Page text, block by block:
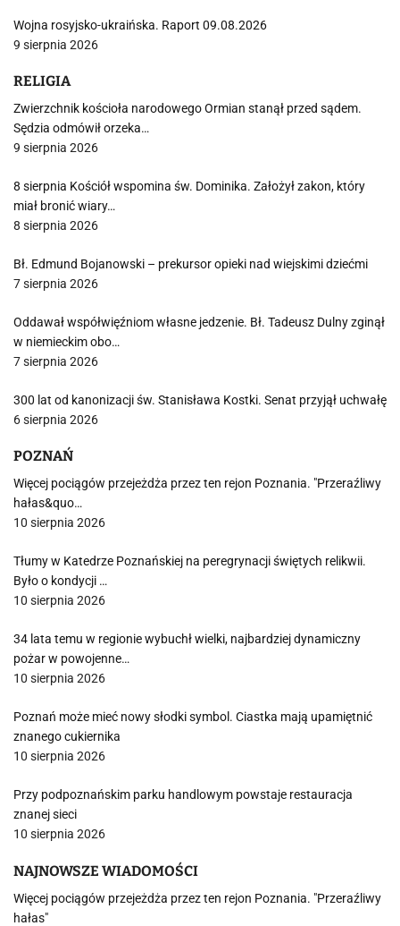
Wojna rosyjsko-ukraińska. Raport 09.08.2026
9 sierpnia 2026
RELIGIA
Zwierzchnik kościoła narodowego Ormian stanął przed sądem.
Sędzia odmówił orzeka…
9 sierpnia 2026
8 sierpnia Kościół wspomina św. Dominika. Założył zakon, który
miał bronić wiary…
8 sierpnia 2026
Bł. Edmund Bojanowski – prekursor opieki nad wiejskimi dziećmi
7 sierpnia 2026
Oddawał współwięźniom własne jedzenie. Bł. Tadeusz Dulny zginął
w niemieckim obo…
7 sierpnia 2026
300 lat od kanonizacji św. Stanisława Kostki. Senat przyjął uchwałę
6 sierpnia 2026
POZNAŃ
Więcej pociągów przejeżdża przez ten rejon Poznania. "Przeraźliwy
hałas&quo…
10 sierpnia 2026
Tłumy w Katedrze Poznańskiej na peregrynacji świętych relikwii.
Było o kondycji …
10 sierpnia 2026
34 lata temu w regionie wybuchł wielki, najbardziej dynamiczny
pożar w powojenne…
10 sierpnia 2026
Poznań może mieć nowy słodki symbol. Ciastka mają upamiętnić
znanego cukiernika
10 sierpnia 2026
Przy podpoznańskim parku handlowym powstaje restauracja
znanej sieci
10 sierpnia 2026
NAJNOWSZE WIADOMOŚCI
Więcej pociągów przejeżdża przez ten rejon Poznania. "Przeraźliwy
hałas"